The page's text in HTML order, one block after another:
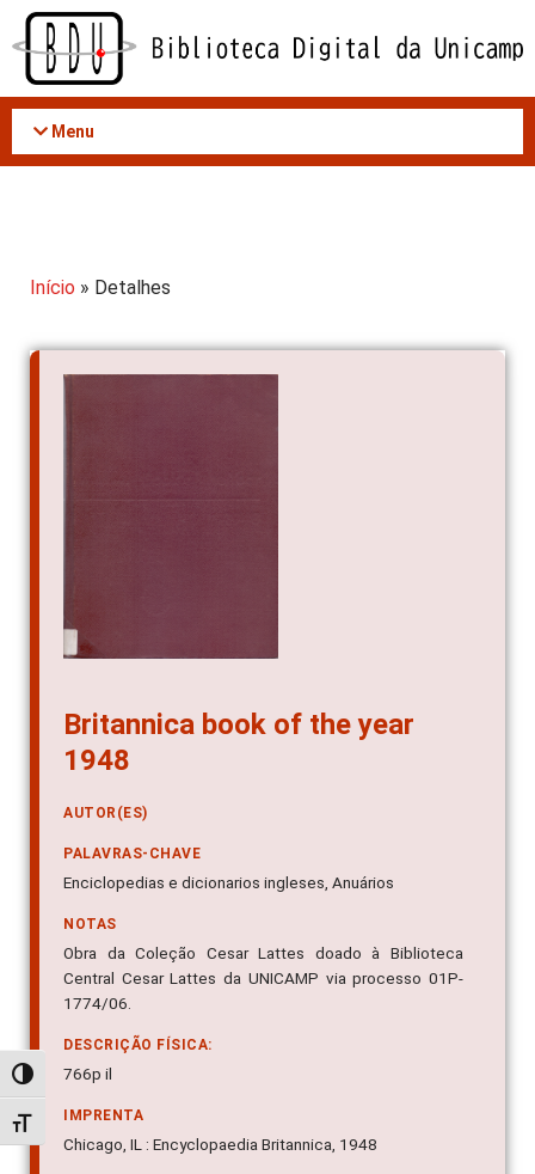
Acessar
conteúdo
Alternar alto contraste
Alternar tamanho da fonte
Menu
Início » Detalhes
Britannica book of the year
1948
AUTOR(ES)
PALAVRAS-CHAVE
Enciclopedias e dicionarios ingleses, Anuários
NOTAS
Obra da Coleção Cesar Lattes doado à Biblioteca
Central Cesar Lattes da UNICAMP via processo 01P-
1774/06.
DESCRIÇÃO FÍSICA:
766p il
IMPRENTA
Chicago, IL : Encyclopaedia Britannica, 1948